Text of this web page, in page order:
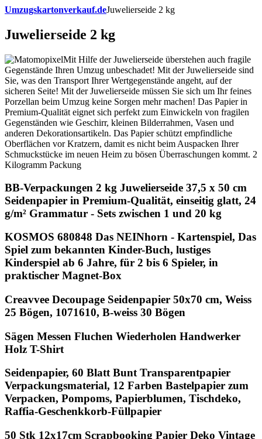
Umzugskartonverkauf.deJuwelierseide 2 kg
Juwelierseide 2 kg
Mit Hilfe der Juwelierseide überstehen auch fragile
Gegenstände Ihren Umzug unbeschadet! Mit der Juwelierseide sind
Sie, was den Transport Ihrer Wertgegenstände angeht, auf der
sicheren Seite! Mit der Juwelierseide müssen Sie sich um Ihr feines
Porzellan beim Umzug keine Sorgen mehr machen! Das Papier in
Premium-Qualität eignet sich perfekt zum Einwickeln von fragilen
Gegenständen wie Geschirr, kleinen Bilderrahmen, Vasen und
anderen Dekorationsartikeln. Das Papier schützt empfindliche
Oberflächen vor Kratzern, damit es nicht beim Auspacken Ihrer
Schmuckstücke im neuen Heim zu bösen Überraschungen kommt. 2
Kilogramm Packung
BB-Verpackungen 2 kg Juwelierseide 37,5 x 50 cm
Seidenpapier in Premium-Qualität, einseitig glatt, 24
g/m² Grammatur - Sets zwischen 1 und 20 kg
KOSMOS 680848 Das NEINhorn - Kartenspiel, Das
Spiel zum bekannten Kinder-Buch, lustiges
Kinderspiel ab 6 Jahre, für 2 bis 6 Spieler, in
praktischer Magnet-Box
Creavvee Decoupage Seidenpapier 50x70 cm, Weiss
25 Bögen, 1071610, B-weiss 30 Bögen
Sägen Messen Fluchen Wiederholen Handwerker
Holz T-Shirt
Seidenpapier, 60 Blatt Bunt Transparentpapier
Verpackungsmaterial, 12 Farben Bastelpapier zum
Verpacken, Pompoms, Papierblumen, Tischdeko,
Raffia-Geschenkkorb-Füllpapier
50 Stk 12x17cm Scrapbooking Papier Deko Vintage